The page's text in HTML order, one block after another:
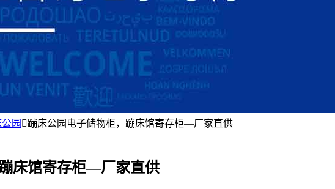
园 蹦床公园电子储物柜，蹦床馆寄存柜—厂家直供
床馆寄存柜—厂家直供